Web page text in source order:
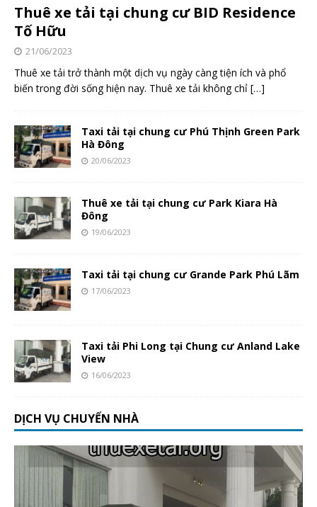
Thuê xe tải tại chung cư BID Residence
Tố Hữu
21/06/2023
Thuê xe tải trở thành một dịch vụ ngày càng tiện ích và phổ
biến trong đời sống hiện nay. Thuê xe tải không chỉ […]
Taxi tải tại chung cư Phú Thịnh Green Park
Hà Đông
20/06/2023
Thuê xe tải tại chung cư Park Kiara Hà
Đông
19/06/2023
Taxi tải tại chung cư Grande Park Phú Lãm
17/06/2023
Taxi tải Phi Long tại Chung cư Anland Lake
View
16/06/2023
DỊCH VỤ CHUYỂN NHÀ